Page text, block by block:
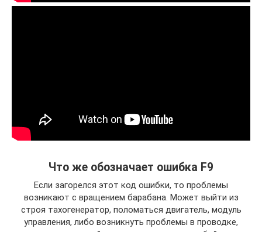
Что же обозначает ошибка F9
Если загорелся этот код ошибки, то проблемы
возникают с вращением барабана. Может выйти из
строя тахогенератор, поломаться двигатель, модуль
управления, либо возникнуть проблемы в проводке,